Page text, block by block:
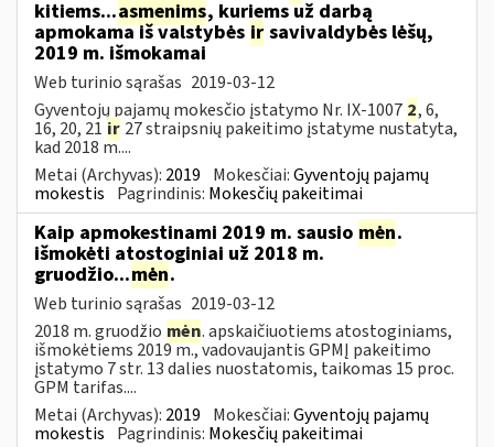
kitiems...asmenims, kuriems už darbą
apmokama iš valstybės ir savivaldybės lėšų,
2019 m. išmokamai
Web turinio sąrašas 2019-03-12
Gyventojų pajamų mokesčio įstatymo Nr. IX-1007 2, 6,
16, 20, 21 ir 27 straipsnių pakeitimo įstatyme nustatyta,
kad 2018 m....
Metai (Archyvas): 2019 Mokesčiai:Gyventojų pajamų
mokestis Pagrindinis: Mokesčių pakeitimai
Kaip apmokestinami 2019 m. sausio mėn.
išmokėti atostoginiai už 2018 m.
gruodžio...mėn.
Web turinio sąrašas 2019-03-12
2018 m. gruodžio mėn. apskaičiuotiems atostoginiams,
išmokėtiems 2019 m., vadovaujantis GPMĮ pakeitimo
įstatymo 7 str. 13 dalies nuostatomis, taikomas 15 proc.
GPM tarifas....
Metai (Archyvas): 2019 Mokesčiai:Gyventojų pajamų
mokestis Pagrindinis: Mokesčių pakeitimai